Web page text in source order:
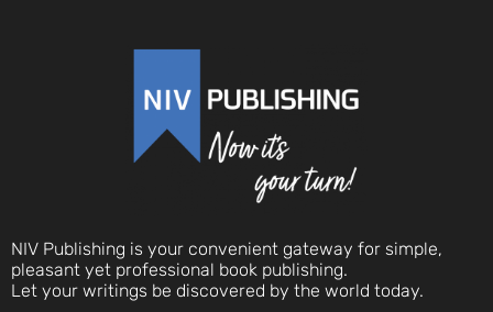
NIV Publishing is your convenient gateway for simple,
pleasant yet professional book publishing.
Let your writings be discovered by the world today.